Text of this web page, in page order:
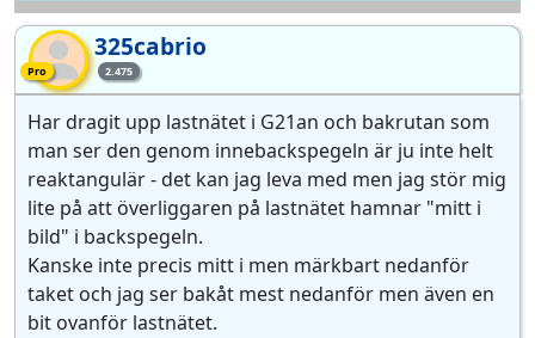
32
ProPro-medlem2.475
325cabrio
Har dragit upp lastnätet i G21an och bakrutan som
man ser den genom innebackspegeln är ju inte helt
reaktangulär - det kan jag leva med men jag stör mig
lite på att överliggaren på lastnätet hamnar "mitt i
bild" i backspegeln.
Kanske inte precis mitt i men märkbart nedanför
taket och jag ser bakåt mest nedanför men även en
bit ovanför lastnätet.